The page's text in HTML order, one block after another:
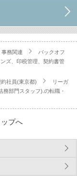
事務関連
バックオフ
ズ、印税管理、契約書管
約社員(東京都)
リーガ
務部門スタッフ).の転職・
プへ